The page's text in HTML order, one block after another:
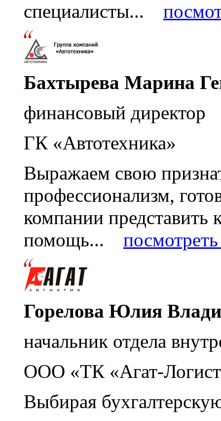
специалисты...
Бахтырева Марина
финансовый директор
ГК «Автотехника»
Выражаем свою
профессионализм,
компании
помощь...
Горелова Юлия
начальник отдела
ООО «ТК «Агат-
Выбирая